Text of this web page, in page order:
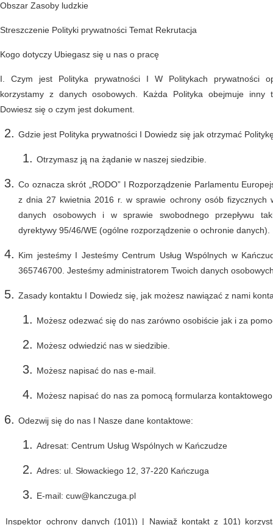
Obszar Zasoby ludzkie
Streszczenie Polityki prywatności Temat Rekrutacja
Kogo dotyczy Ubiegasz się u nas o pracę
I. Czym jest Polityka prywatności I W Politykach prywatności
korzystamy z danych osobowych. Każda Polityka obejmuje inny
Dowiesz się o czym jest dokument.
Gdzie jest Polityka prywatności I Dowiedz się jak otrzymać
Otrzymasz ją na żądanie w naszej siedzibie.
Co oznacza skrót „RODO” I Rozporządzenie Parlamentu
z dnia 27 kwietnia 2016 r. w sprawie ochrony osób fizycznych
danych osobowych i w sprawie swobodnego przepływu
dyrektywy 95/46/WE (ogólne rozporządzenie o ochronie danych).
Kim jesteśmy I Jesteśmy Centrum Usług Wspólnych w
365746700. Jesteśmy administratorem Twoich danych
Zasady kontaktu I Dowiedz się, jak możesz nawiązać z nami
Możesz odezwać się do nas zarówno osobiście jak i za
Możesz odwiedzić nas w siedzibie.
Możesz napisać do nas e-mail.
Możesz napisać do nas za pomocą formularza
Odezwij się do nas I Nasze dane kontaktowe:
Adresat: Centrum Usług Wspólnych w Kańczudze
Adres: ul. Słowackiego 12, 37-220 Kańczuga
E-mail: cuw@kanczuga.pl
Inspektor ochrony danych (101)) | Nawiąž kontakt z 101)